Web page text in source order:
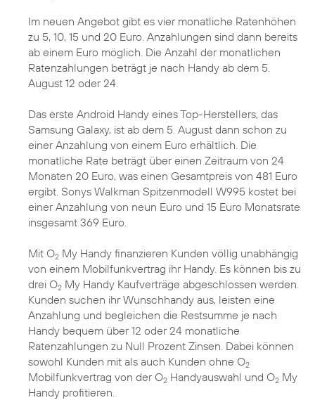
Im neuen Angebot gibt es vier monatliche Ratenhöhen
zu 5, 10, 15 und 20 Euro. Anzahlungen sind dann bereits
ab einem Euro möglich. Die Anzahl der monatlichen
Ratenzahlungen beträgt je nach Handy ab dem 5.
August 12 oder 24.
Das erste Android Handy eines Top-Herstellers, das
Samsung Galaxy, ist ab dem 5. August dann schon zu
einer Anzahlung von einem Euro erhältlich. Die
monatliche Rate beträgt über einen Zeitraum von 24
Monaten 20 Euro, was einen Gesamtpreis von 481 Euro
ergibt. Sonys Walkman Spitzenmodell W995 kostet bei
einer Anzahlung von neun Euro und 15 Euro Monatsrate
insgesamt 369 Euro.
Mit O2 My Handy finanzieren Kunden völlig unabhängig
von einem Mobilfunkvertrag ihr Handy. Es können bis zu
drei O2 My Handy Kaufverträge abgeschlossen werden.
Kunden suchen ihr Wunschhandy aus, leisten eine
Anzahlung und begleichen die Restsumme je nach
Handy bequem über 12 oder 24 monatliche
Ratenzahlungen zu Null Prozent Zinsen. Dabei können
sowohl Kunden mit als auch Kunden ohne O2
Mobilfunkvertrag von der O2 Handyauswahl und O2 My
Handy profitieren.